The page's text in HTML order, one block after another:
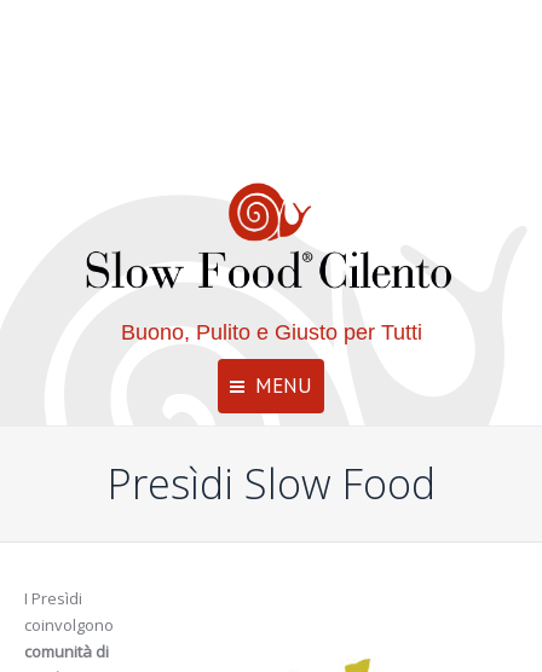
Buono, Pulito e Giusto per Tutti
MENU
Presìdi Slow Food
I Presìdi
coinvolgono
comunità di